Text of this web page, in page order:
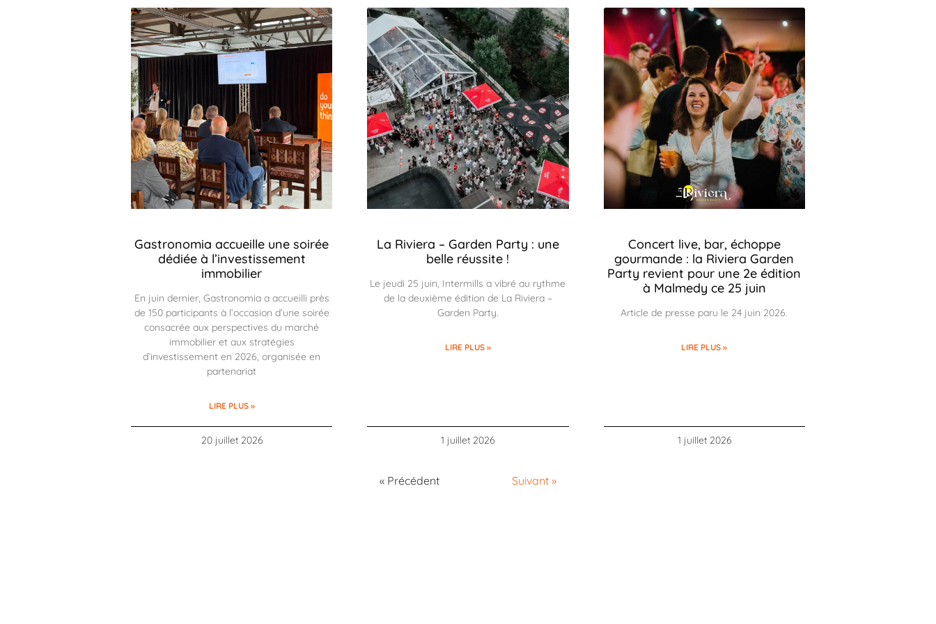
Gastronomia accueille une soirée
dédiée à l’investissement
immobilier
En juin dernier, Gastronomia a accueilli près
de 150 participants à l’occasion d’une soirée
consacrée aux perspectives du marché
immobilier et aux stratégies
d’investissement en 2026, organisée en
partenariat
LIRE PLUS »
20 juillet 2026
La Riviera – Garden Party : une
belle réussite !
Le jeudi 25 juin, Intermills a vibré au rythme
de la deuxième édition de La Riviera –
Garden Party.
LIRE PLUS »
1 juillet 2026
Concert live, bar, échoppe
gourmande : la Riviera Garden
Party revient pour une 2e édition
à Malmedy ce 25 juin
Article de presse paru le 24 juin 2026.
LIRE PLUS »
1 juillet 2026
« Précédent Suivant »